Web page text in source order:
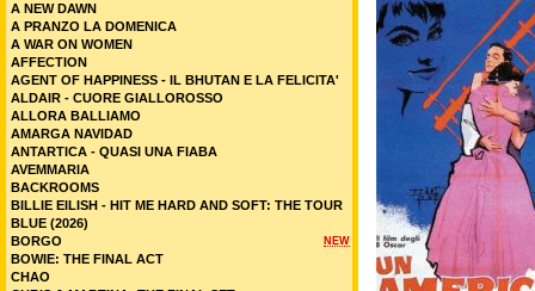
A NEW DAWN
A PRANZO LA DOMENICA
A WAR ON WOMEN
AFFECTION
AGENT OF HAPPINESS - IL BHUTAN E LA FELICITA'
ALDAIR - CUORE GIALLOROSSO
ALLORA BALLIAMO
AMARGA NAVIDAD
ANTARTICA - QUASI UNA FIABA
AVEMMARIA
BACKROOMS
BILLIE EILISH - HIT ME HARD AND SOFT: THE TOUR
BLUE (2026)
NEW
BORGO
BOWIE: THE FINAL ACT
CHAO